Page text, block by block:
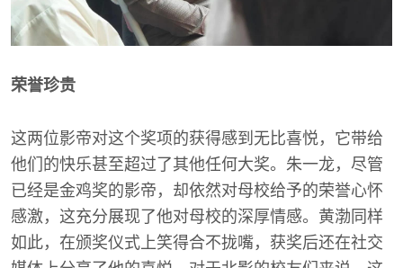
荣誉珍贵
这两位影帝对这个奖项的获得感到无比喜悦，它带给
他们的快乐甚至超过了其他任何大奖。朱一龙，尽管
已经是金鸡奖的影帝，却依然对母校给予的荣誉心怀
感激，这充分展现了他对母校的深厚情感。黄渤同样
如此，在颁奖仪式上笑得合不拢嘴，获奖后还在社交